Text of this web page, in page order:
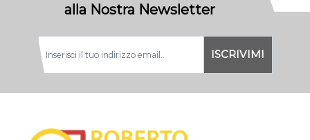
alla Nostra Newsletter